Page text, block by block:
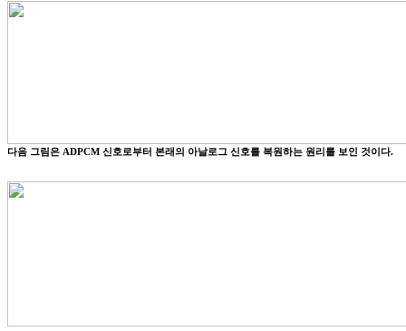
다음 그림은 ADPCM 신호로부터 본래의 아날로그 신호를 복원하는 원리를 보인 것이다.